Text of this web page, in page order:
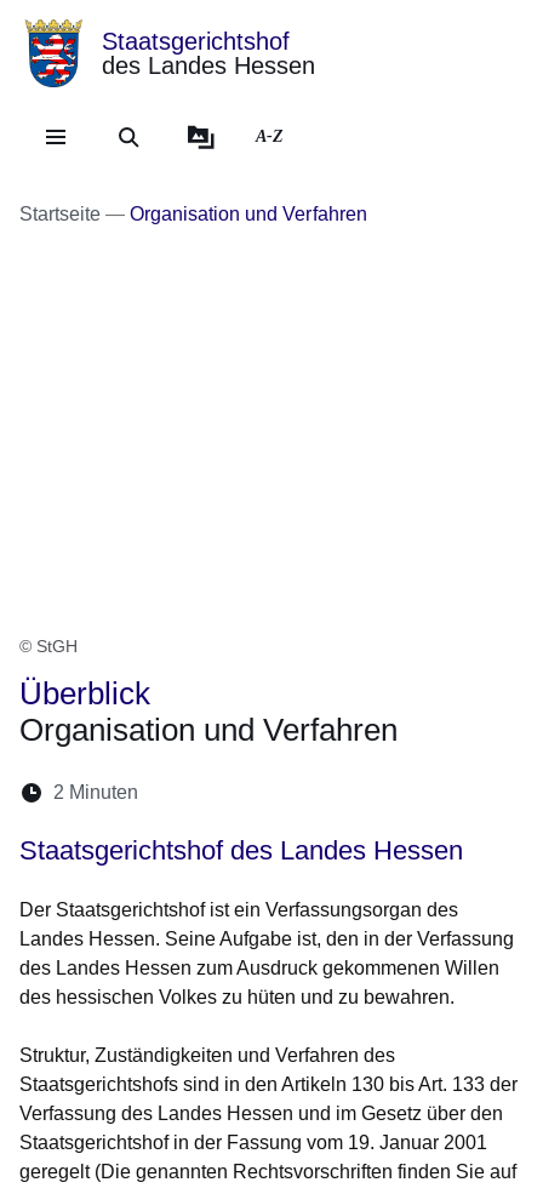
Direkt zum Kopf der
Direkt zum Inhalt
Direkt zum Fuß der
Staatsgerichtshof
des Landes Hessen
A-Z
Startseite Organisation und Verfahren
© StGH
Überblick
Organisation und Verfahren
Lesedauer:
2 Minuten
Staatsgerichtshof des Landes Hessen
Der Staatsgerichtshof ist ein Verfassungsorgan des
Landes Hessen. Seine Aufgabe ist, den in der Verfassung
des Landes Hessen zum Ausdruck gekommenen Willen
des hessischen Volkes zu hüten und zu bewahren.
Struktur, Zuständigkeiten und Verfahren des
Staatsgerichtshofs sind in den Artikeln 130 bis Art. 133 der
Verfassung des Landes Hessen und im Gesetz über den
Staatsgerichtshof in der Fassung vom 19. Januar 2001
geregelt (Die genannten Rechtsvorschriften finden Sie auf